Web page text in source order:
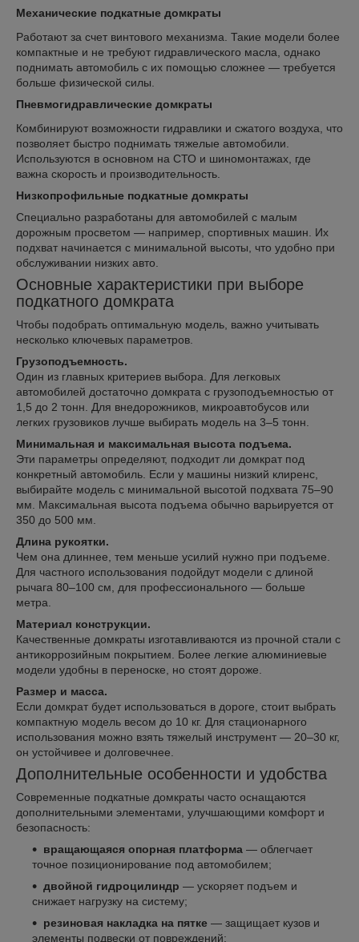
Механические подкатные домкраты
Работают за счет винтового механизма. Такие модели более
компактные и не требуют гидравлического масла, однако
поднимать автомобиль с их помощью сложнее — требуется
больше физической силы.
Пневмогидравлические домкраты
Комбинируют возможности гидравлики и сжатого воздуха, что
позволяет быстро поднимать тяжелые автомобили.
Используются в основном на СТО и шиномонтажах, где
важна скорость и производительность.
Низкопрофильные подкатные домкраты
Специально разработаны для автомобилей с малым
дорожным просветом — например, спортивных машин. Их
подхват начинается с минимальной высоты, что удобно при
обслуживании низких авто.
Основные характеристики при выборе
подкатного домкрата
Чтобы подобрать оптимальную модель, важно учитывать
несколько ключевых параметров.
Грузоподъемность.
Один из главных критериев выбора. Для легковых
автомобилей достаточно домкрата с грузоподъемностью от
1,5 до 2 тонн. Для внедорожников, микроавтобусов или
легких грузовиков лучше выбирать модель на 3–5 тонн.
Минимальная и максимальная высота подъема.
Эти параметры определяют, подходит ли домкрат под
конкретный автомобиль. Если у машины низкий клиренс,
выбирайте модель с минимальной высотой подхвата 75–90
мм. Максимальная высота подъема обычно варьируется от
350 до 500 мм.
Длина рукоятки.
Чем она длиннее, тем меньше усилий нужно при подъеме.
Для частного использования подойдут модели с длиной
рычага 80–100 см, для профессионального — больше
метра.
Материал конструкции.
Качественные домкраты изготавливаются из прочной стали с
антикоррозийным покрытием. Более легкие алюминиевые
модели удобны в переноске, но стоят дороже.
Размер и масса.
Если домкрат будет использоваться в дороге, стоит выбрать
компактную модель весом до 10 кг. Для стационарного
использования можно взять тяжелый инструмент — 20–30 кг,
он устойчивее и долговечнее.
Дополнительные особенности и удобства
Современные подкатные домкраты часто оснащаются
дополнительными элементами, улучшающими комфорт и
безопасность:
вращающаяся опорная платформа — облегчает
точное позиционирование под автомобилем;
двойной гидроцилиндр — ускоряет подъем и
снижает нагрузку на систему;
резиновая накладка на пятке — защищает кузов и
элементы подвески от повреждений;